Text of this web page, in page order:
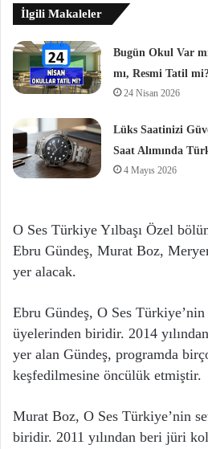
İlgili Makaleler
Bugün Okul Var
mı, Resmi Tatil
24 Nisan 2026
Lüks Saatinizi
Saat Alımında
4 Mayıs 2026
O Ses Türkiye Yılbaşı Özel
Ebru Gündeş, Murat Boz,
yer alacak.
Ebru Gündeş, O Ses
üyelerinden biridir. 2014
yer alan Gündeş, programda
keşfedilmesine öncülük etmiştir.
Murat Boz, O Ses Türkiye’nin
biridir. 2011 yılından beri jüri